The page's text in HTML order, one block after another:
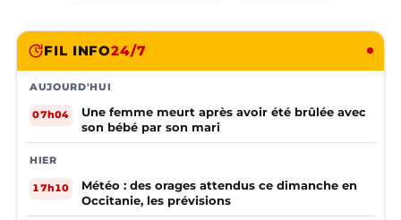
FIL INFO24/7
AUJOURD'HUI
07h04
Une femme meurt après avoir été brûlée avec
son bébé par son mari
HIER
17h10
Météo : des orages attendus ce dimanche en
Occitanie, les prévisions